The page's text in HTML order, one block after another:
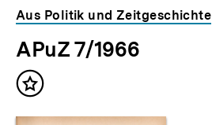
Aus Politik und Zeitgeschichte
APuZ 7/1966
Inhalt